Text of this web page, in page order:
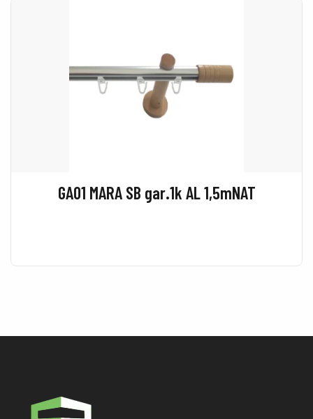
GA01 MARA SB gar.1k AL 1,5mNAT